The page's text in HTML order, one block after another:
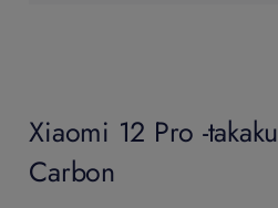
Xiaomi 12 Pro -
Carbon